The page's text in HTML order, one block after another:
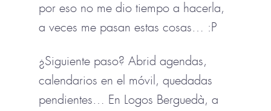
por eso no me dio tiempo a hacerla,
a veces me pasan estas cosas… :P
¿Siguiente paso? Abrid agendas,
calendarios en el móvil, quedadas
pendientes… En Logos Berguedà, a